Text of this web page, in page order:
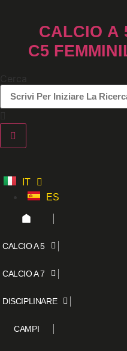
contenutoCALCIO A
C5
Cerca
IT
ES
CALCIO A 5
CALCIO A 7
DISCIPLINARE
CAMPI